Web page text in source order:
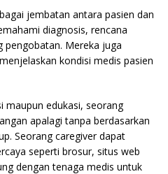
jembatan antara pasien dan
diagnosis, rencana
pengobatan. Mereka juga
kondisi medis pasien
maupun edukasi, seorang
apalagi tanpa berdasarkan
Seorang caregiver dapat
seperti brosur, situs web
dengan tenaga medis untuk